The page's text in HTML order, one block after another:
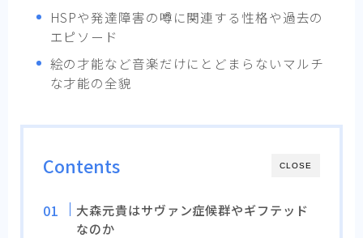
HSPや発達障害の噂に関連する性格や過去の
エピソード
絵の才能など音楽だけにとどまらないマルチ
な才能の全貌
CLOSE
Contents
大森元貴はサヴァン症候群やギフテッド
なのか